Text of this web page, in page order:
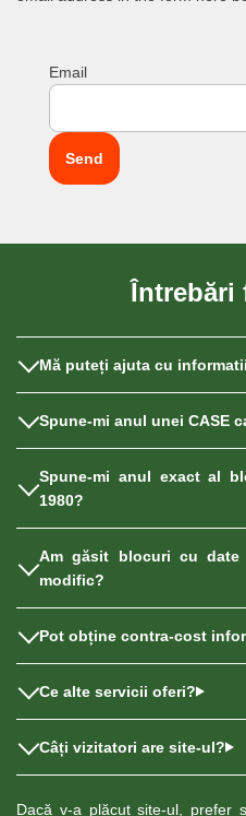
Email
Întrebări
Mă puteți ajuta cu
Spune-mi anul unei CASE
Spune-mi anul exact al
1980?
Am găsit blocuri cu
modific?
Pot obține contra-cost
Ce alte servicii oferi?
Câți vizitatori are site-ul?
Dacă v-a plăcut site-ul, prefer